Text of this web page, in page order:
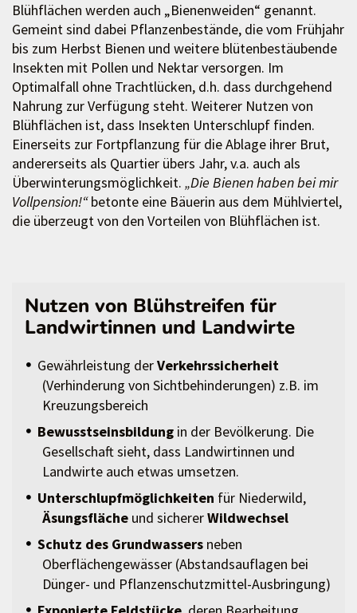
Blühflächen werden auch „Bienenweiden“ genannt.
Gemeint sind dabei Pflanzenbestände, die vom Frühjahr
bis zum Herbst Bienen und weitere blütenbestäubende
Insekten mit Pollen und Nektar versorgen. Im
Optimalfall ohne Trachtlücken, d.h. dass durchgehend
Nahrung zur Verfügung steht. Weiterer Nutzen von
Blühflächen ist, dass Insekten Unterschlupf finden.
Einerseits zur Fortpflanzung für die Ablage ihrer Brut,
andererseits als Quartier übers Jahr, v.a. auch als
Überwinterungsmöglichkeit. „Die Bienen haben bei mir
Vollpension!“betonte eine Bäuerin aus dem Mühlviertel,
die überzeugt von den Vorteilen von Blühflächen ist.
Nutzen von Blühstreifen für
Landwirtinnen und Landwirte
Gewährleistung derVerkehrssicherheit
(Verhinderung von Sichtbehinderungen) z.B. im
Kreuzungsbereich
Bewusstseinsbildung in der Bevölkerung. Die
Gesellschaft sieht, dass Landwirtinnen und
Landwirte auch etwas umsetzen.
Unterschlupfmöglichkeiten für Niederwild,
Äsungsfläche und sichererWildwechsel
Schutz des Grundwassers neben
Oberflächengewässer (Abstandsauflagen bei
Dünger- und Pflanzenschutzmittel-Ausbringung)